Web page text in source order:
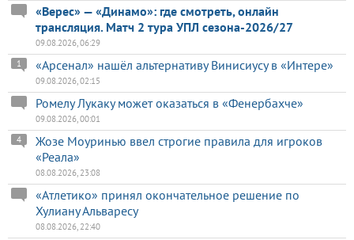
«Верес» — «Динамо»: где смотреть, онлайн
трансляция. Матч 2 тура УПЛ сезона-2026/27
09.08.2026, 06:29
«Арсенал» нашёл альтернативу Винисиусу в «Интере»
1
09.08.2026, 02:15
Ромелу Лукаку может оказаться в «Фенербахче»
09.08.2026, 00:01
Жозе Моуринью ввел строгие правила для игроков
«Реала»
4
08.08.2026, 23:08
«Атлетико» принял окончательное решение по
Хулиану Альваресу
08.08.2026, 22:40